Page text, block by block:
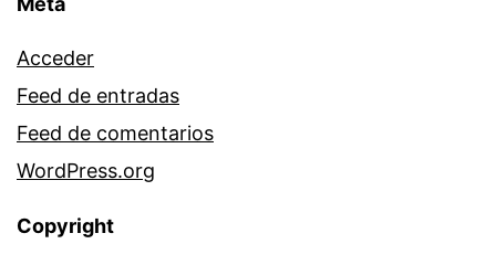
Acceder
Feed de entradas
Feed de comentarios
WordPress.org
Copyright